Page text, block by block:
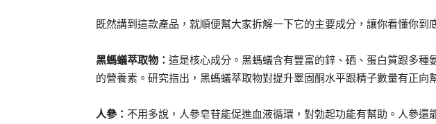
既然講到這款產品，就順便幫大家拆解一下它的主要成分，讓你看懂你到
黑螞蟻萃取物： 這是核心成分。黑螞蟻含有豐富的鋅、硒、蛋白質跟多種
的營養素。研究指出，黑螞蟻萃取物對提升睪固酮水平跟精子數量有正向
人參： 不用多說，人參皂苷能促進血液循環，對勃起功能有幫助。人參還